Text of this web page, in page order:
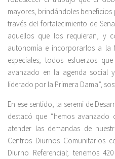
mayores, brindándoles
través del fortalecimiento de
aquellos que los requieran, y
autonomía e incorporarlos a la
especiales; todos esfuerzos
avanzado en la agenda social
liderado por la Primera Dama”,
En ese sentido, la seremi de
destacó que “hemos
atender las demandas de
Centros Diurnos Comunitarios
Diurno Referencial; tenemos